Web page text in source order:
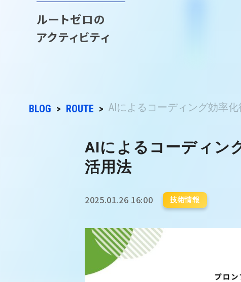
ルートゼロの
アクティビティ
BLOG ROUTE AIによるコーディング効率化
AIによるコーディン
活用法
2025.01.26 16:00 技術情報